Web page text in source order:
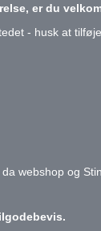
er du
- husk at
webshop og